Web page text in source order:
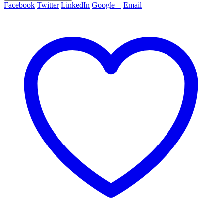
Facebook Twitter LinkedIn Google + Email